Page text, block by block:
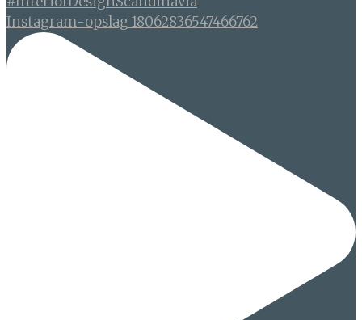
Instagram-opslag 18062836547466762